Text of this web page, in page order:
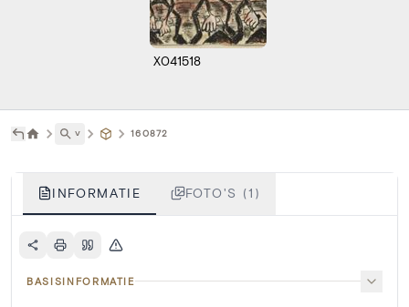
X041518
˅ 160872
INFORMATIE FOTO'S (1)
BASISINFORMATIE